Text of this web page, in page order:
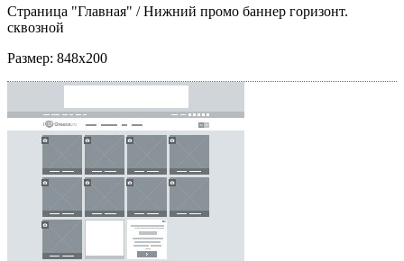
Страница "Главная" / Нижний промо баннер горизонт.
сквозной
Размер: 848x200